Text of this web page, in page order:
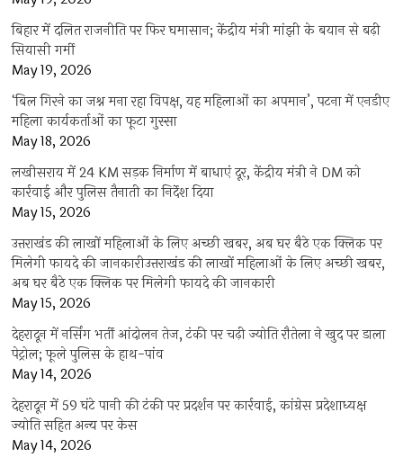
बिहार में दलित राजनीति पर फिर घमासान; केंद्रीय मंत्री मांझी के बयान से बढ़ी
सियासी गर्मी
May 19, 2026
‘बिल गिरने का जश्न मना रहा विपक्ष, यह महिलाओं का अपमान’, पटना में एनडीए
महिला कार्यकर्ताओं का फूटा गुस्सा
May 18, 2026
लखीसराय में 24 KM सड़क निर्माण में बाधाएं दूर, केंद्रीय मंत्री ने DM को
कार्रवाई और पुलिस तैनाती का निर्देश दिया
May 15, 2026
उत्तराखंड की लाखों महिलाओं के लिए अच्छी खबर, अब घर बैठे एक क्लिक पर
मिलेगी फायदे की जानकारीउत्तराखंड की लाखों महिलाओं के लिए अच्छी खबर,
अब घर बैठे एक क्लिक पर मिलेगी फायदे की जानकारी
May 15, 2026
देहरादून में नर्सिंग भर्ती आंदोलन तेज, टंकी पर चढ़ी ज्योति रौतेला ने खुद पर डाला
पेट्रोल; फूले पुलिस के हाथ-पांव
May 14, 2026
देहरादून में 59 घंटे पानी की टंकी पर प्रदर्शन पर कार्रवाई, कांग्रेस प्रदेशाध्यक्ष
ज्योति सहित अन्य पर केस
May 14, 2026